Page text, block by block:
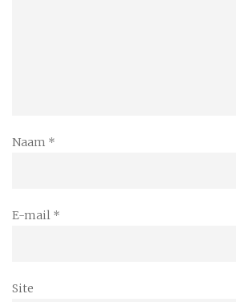
Naam *
E-mail *
Site